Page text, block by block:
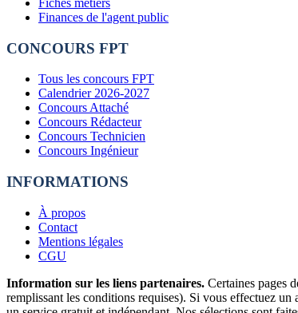
Finances de l'agent public
CONCOURS FPT
Tous les concours FPT
Calendrier 2026-2027
Concours Attaché
Concours Rédacteur
Concours Technicien
Concours Ingénieur
INFORMATIONS
À propos
Contact
Mentions légales
CGU
Information sur les liens partenaires. Certaines pages
remplissant les conditions requises). Si vous effectuez